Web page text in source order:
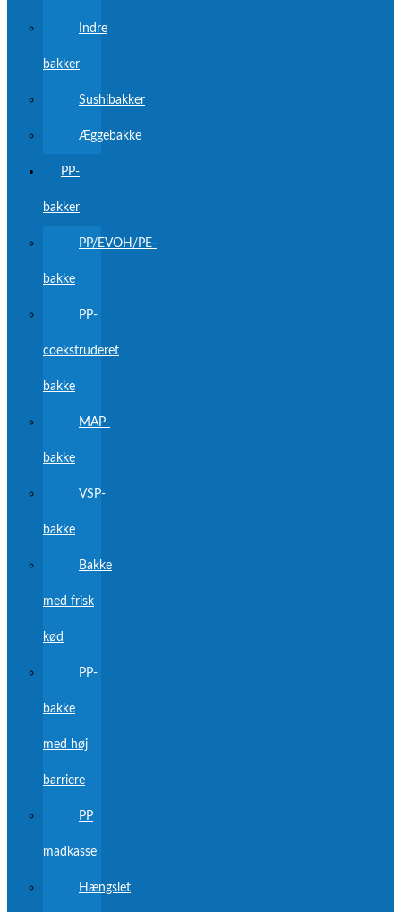
Indre
bakker
Sushibakker
Æggebakke
PP-
bakker
PP/EVOH/PE-
bakke
PP-
coekstruderet
bakke
MAP-
bakke
VSP-
bakke
Bakke
med frisk
kød
PP-
bakke
med høj
barriere
PP
madkasse
Hængslet